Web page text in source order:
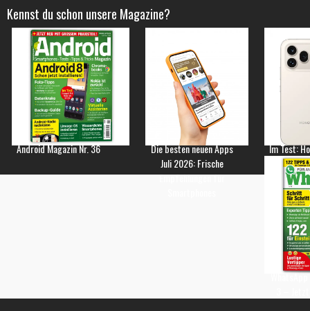
Kennst du schon unsere Magazine?
Android Magazin Nr. 36
Die besten neuen Apps
Juli 2026: Frische
Empfehlungen für
Im Test: